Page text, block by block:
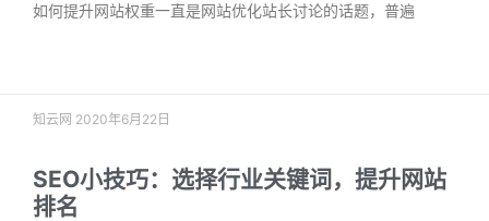
如何提升网站权重一直是网站优化站长讨论的话题，普遍
知云网 2020年6月22日
SEO小技巧：选择行业关键词，提升网站
排名